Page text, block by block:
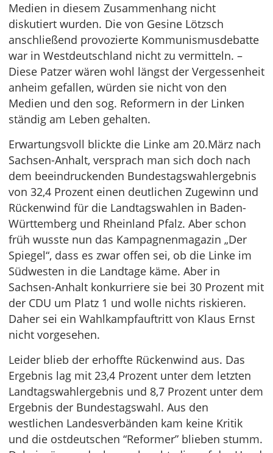
Medien in diesem Zusammenhang nicht
diskutiert wurden. Die von Gesine Lötzsch
anschließend provozierte Kommunismusdebatte
war in Westdeutschland nicht zu vermitteln. –
Diese Patzer wären wohl längst der Vergessenheit
anheim gefallen, würden sie nicht von den
Medien und den sog. Reformern in der Linken
ständig am Leben gehalten.
Erwartungsvoll blickte die Linke am 20.März nach
Sachsen-Anhalt, versprach man sich doch nach
dem beeindruckenden Bundestagswahlergebnis
von 32,4 Prozent einen deutlichen Zugewinn und
Rückenwind für die Landtagswahlen in Baden-
Württemberg und Rheinland Pfalz. Aber schon
früh wusste nun das Kampagnenmagazin „Der
Spiegel“, dass es zwar offen sei, ob die Linke im
Südwesten in die Landtage käme. Aber in
Sachsen-Anhalt konkurriere sie bei 30 Prozent mit
der CDU um Platz 1 und wolle nichts riskieren.
Daher sei ein Wahlkampfauftritt von Klaus Ernst
nicht vorgesehen.
Leider blieb der erhoffte Rückenwind aus. Das
Ergebnis lag mit 23,4 Prozent unter dem letzten
Landtagswahlergebnis und 8,7 Prozent unter dem
Ergebnis der Bundestagswahl. Aus den
westlichen Landesverbänden kam keine Kritik
und die ostdeutschen “Reformer” blieben stumm.